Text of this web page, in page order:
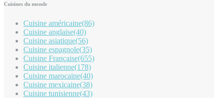
Cuisines du monde
Cuisine américaine(86)
Cuisine anglaise(40)
Cuisine asiatique(56)
Cuisine espagnole(35)
Cuisine Française(655)
Cuisine italienne(178)
Cuisine marocaine(40)
Cuisine mexicaine(38)
Cuisine tunisienne(43)